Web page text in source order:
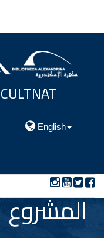
CULTNAT
English
المشروع